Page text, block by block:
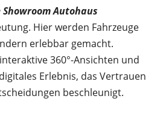
Autohaus
Hier werden Fahrzeuge
erlebbar gemacht.
360°-Ansichten und
Erlebnis, das Vertrauen
beschleunigt.